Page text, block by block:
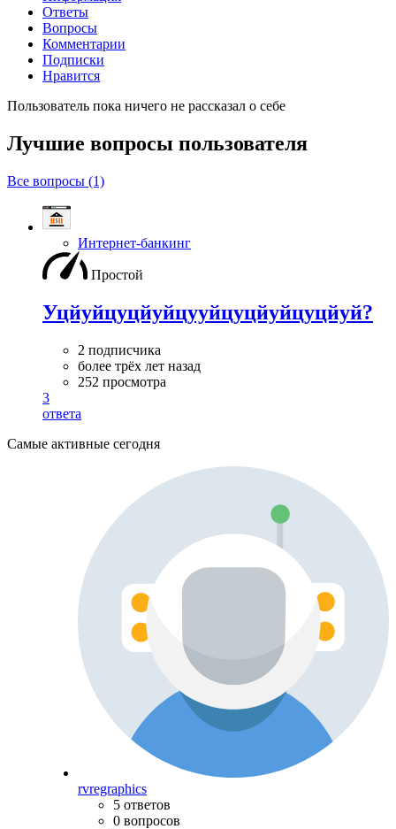
Ответы
Вопросы
Комментарии
Подписки
Нравится
Пользователь пока ничего не рассказал о себе
Лучшие вопросы пользователя
Все вопросы (1)
Интернет-банкинг
Простой
Уцйуйцуцйуйцууйцуцйуйцуцйуй?
2 подписчика
более трёх лет назад
252 просмотра
3
ответа
Самые активные сегодня
rvregraphics
5 ответов
0 вопросов